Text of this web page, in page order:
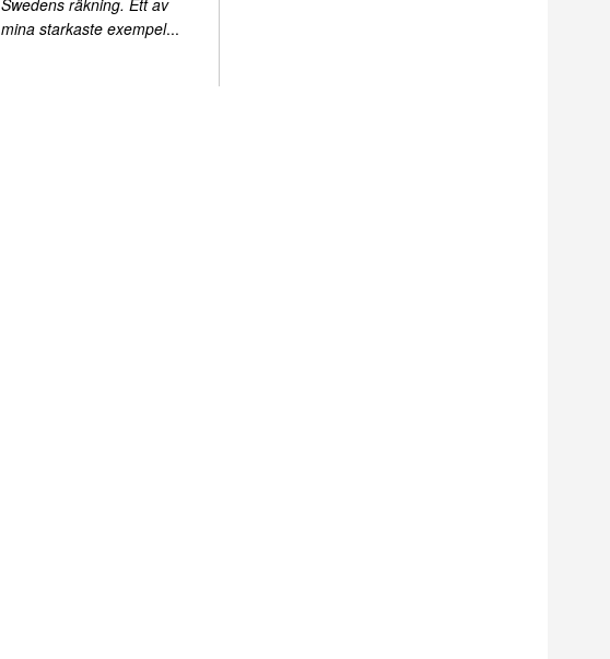
mina starkaste exempel...